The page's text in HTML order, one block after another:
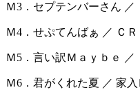
Ｍ3．セプテンバーさん ／
Ｍ4．せぷてんばぁ ／ Ｃ
Ｍ5．言い訳Ｍａｙｂｅ ／
Ｍ6．君がくれた夏 ／ 家入